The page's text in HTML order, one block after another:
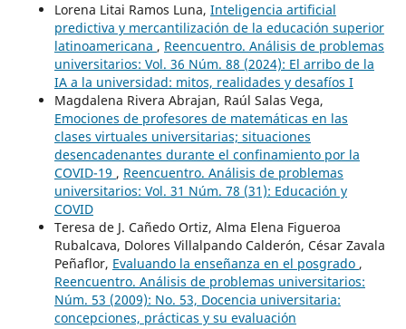
Lorena Litai Ramos Luna, Inteligencia artificial
predictiva y mercantilización de la educación superior
latinoamericana , Reencuentro. Análisis de problemas
universitarios: Vol. 36 Núm. 88 (2024): El arribo de la
IA a la universidad: mitos, realidades y desafíos I
Magdalena Rivera Abrajan, Raúl Salas Vega,
Emociones de profesores de matemáticas en las
clases virtuales universitarias; situaciones
desencadenantes durante el confinamiento por la
COVID-19 , Reencuentro. Análisis de problemas
universitarios: Vol. 31 Núm. 78 (31): Educación y
COVID
Teresa de J. Cañedo Ortiz, Alma Elena Figueroa
Rubalcava, Dolores Villalpando Calderón, César Zavala
Peñaflor, Evaluando la enseñanza en el posgrado ,
Reencuentro. Análisis de problemas universitarios:
Núm. 53 (2009): No. 53, Docencia universitaria:
concepciones, prácticas y su evaluación